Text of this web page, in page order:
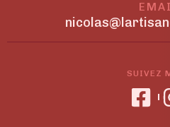
SUIVEZ